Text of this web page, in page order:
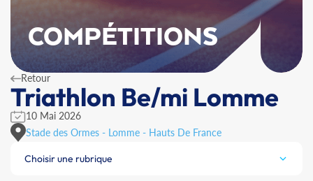
COMPÉTITIONS
Retour
Triathlon Be/mi Lomme
10 Mai 2026
Stade des Ormes - Lomme - Hauts De France
Choisir une rubrique